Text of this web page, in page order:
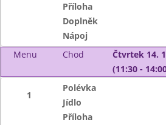
Příloha
Doplněk
Nápoj
Menu
Chod
Čtvrtek 14.
(11:30 -
1
Polévka
Jídlo
Příloha